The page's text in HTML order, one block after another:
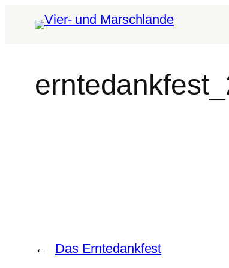
← Das Erntedankfest